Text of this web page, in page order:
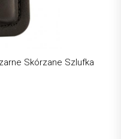
Skórzane Szlufka